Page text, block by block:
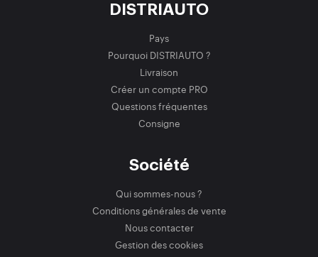
DISTRIAUTO
Pays
Pourquoi DISTRIAUTO ?
Livraison
Créer un compte PRO
Questions fréquentes
Consigne
Société
Qui sommes-nous ?
Conditions générales de vente
Nous contacter
Gestion des cookies